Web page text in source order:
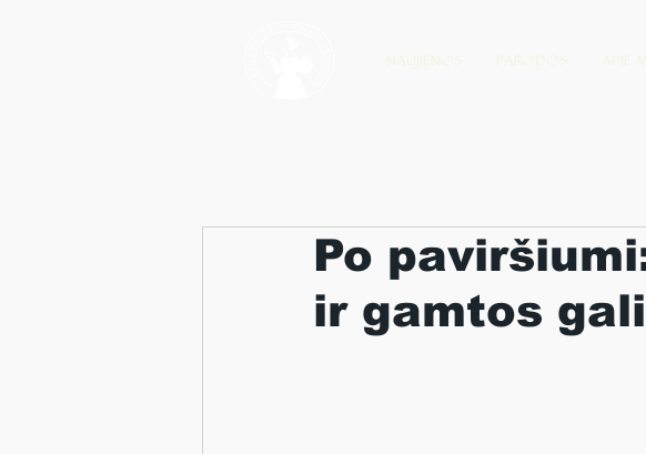
Po
ir gamtos